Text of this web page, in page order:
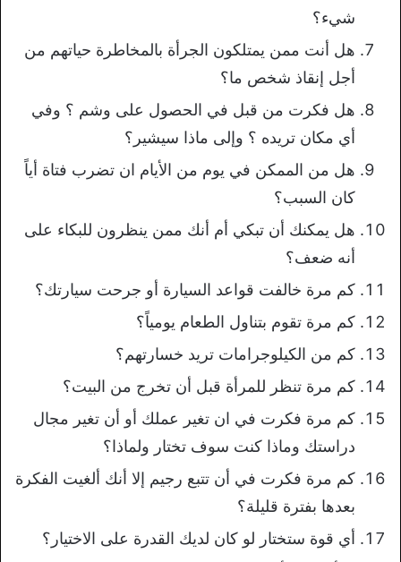
شيء؟
هل أنت ممن يمتلكون الجرأة بالمخاطرة حياتهم من
أجل إنقاذ شخص ما؟
هل فكرت من قبل في الحصول على وشم ؟ وفي
أي مكان تريده ؟ وإلى ماذا سيشير؟
هل من الممكن في يوم من الأيام ان تضرب فتاة أياً
كان السبب؟
هل يمكنك أن تبكي أم أنك ممن ينظرون للبكاء على
أنه ضعف؟
كم مرة خالفت قواعد السيارة أو جرحت سيارتك؟
كم مرة تقوم بتناول الطعام يومياً؟
كم من الكيلوجرامات تريد خسارتهم؟
كم مرة تنظر للمرأة قبل أن تخرج من البيت؟
كم مرة فكرت في ان تغير عملك أو أن تغير مجال
دراستك وماذا كنت سوف تختار ولماذا؟
كم مرة فكرت في أن تتبع رجيم إلا أنك ألغيت الفكرة
بعدها بفترة قليلة؟
أي قوة ستختار لو كان لديك القدرة على الاختيار؟